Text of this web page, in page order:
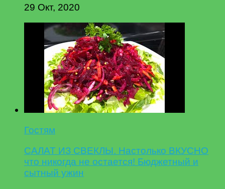
29 Окт, 2020
Гостям
САЛАТ ИЗ СВЕКЛЫ. Настолько ВКУСНО
что никогда не остается! Бюджетный и
сытный ужин